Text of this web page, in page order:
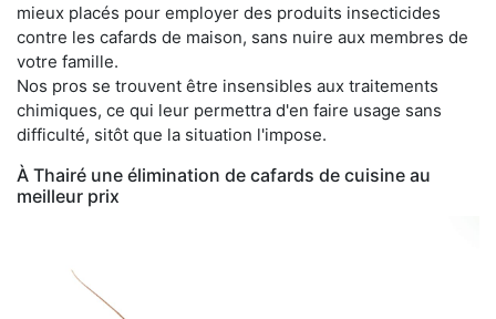
mieux placés pour employer des produits insecticides
contre les cafards de maison, sans nuire aux membres de
votre famille.
Nos pros se trouvent être insensibles aux traitements
chimiques, ce qui leur permettra d'en faire usage sans
difficulté, sitôt que la situation l'impose.
À Thairé une élimination de cafards de cuisine au
meilleur prix